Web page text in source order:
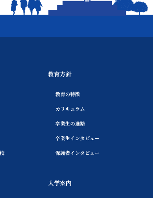
教育方針
教育の特徴
カリキュラム
卒業生の進路
卒業生インタビュー
保護者インタビュー
入学案内